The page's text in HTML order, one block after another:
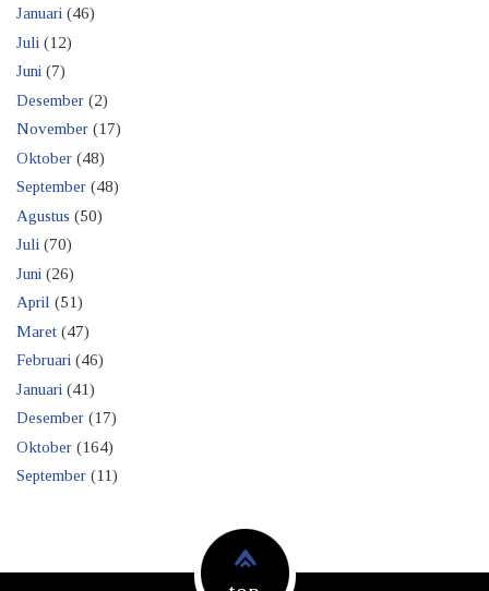
Januari (46)
Juli (12)
Juni (7)
Desember (2)
November (17)
Oktober (48)
September (48)
Agustus (50)
Juli (70)
Juni (26)
April (51)
Maret (47)
Februari (46)
Januari (41)
Desember (17)
Oktober (164)
September (11)